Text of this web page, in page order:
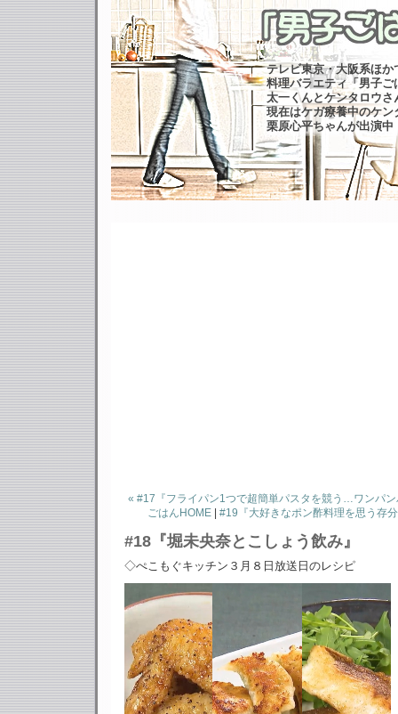
テレビ東京・大阪系ほか
料理バラエティ「男子ご
太一くんとケンタロウ
現在はケガ療養中のケン
栗原心平ちゃんが出演中
« #17『フライパン1つで超簡単パスタを競う…ワンパ
ごはんHOME| #19『大好きなポン酢料理を思う存
#18『堀未央奈とこしょう飲み』
◇ぺこもぐキッチン３月８日放送日のレシピ